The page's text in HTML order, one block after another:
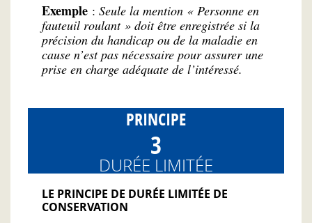
Exemple : Seule la mention « Personne en
fauteuil roulant » doit être enregistrée si la
précision du handicap ou de la maladie en
cause n’est pas nécessaire pour assurer une
prise en charge adéquate de l’intéressé.
PRINCIPE
3
DURÉE LIMITÉE
LE PRINCIPE DE DURÉE LIMITÉE DE
CONSERVATION